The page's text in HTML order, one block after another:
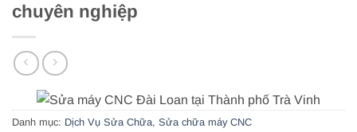
chuyên nghiệp
Danh mục: Dịch Vụ Sửa Chữa, Sửa chữa máy CNC